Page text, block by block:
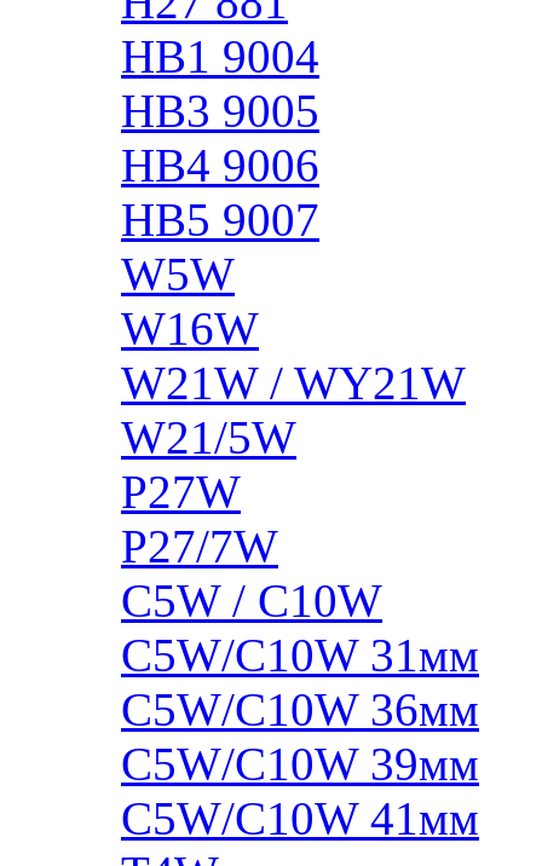
HB1 9004
HB3 9005
HB4 9006
HB5 9007
W5W
W16W
W21W / WY21W
W21/5W
P27W
P27/7W
C5W / C10W
C5W/C10W 31мм
C5W/C10W 36мм
C5W/C10W 39мм
C5W/C10W 41мм